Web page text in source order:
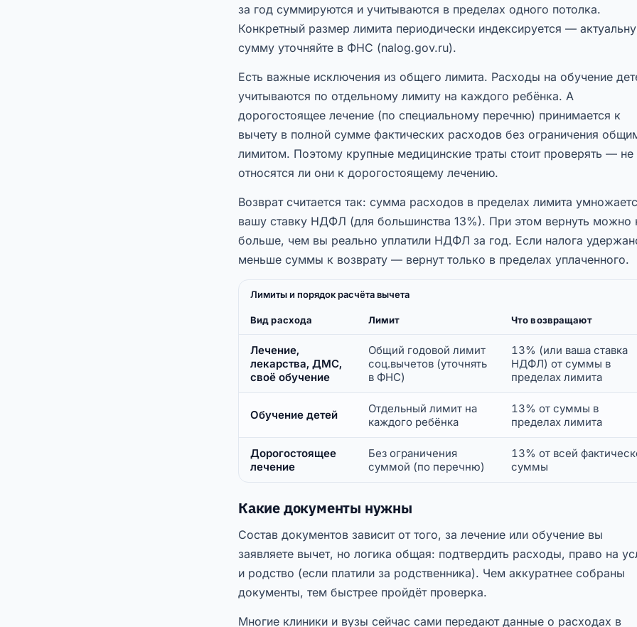
за год суммируются и учитываются в пределах одного потолка.
Конкретный размер лимита периодически индексируется —
сумму уточняйте в ФНС (nalog.gov.ru).
Есть важные исключения из общего лимита. Расходы на обучение
учитываются по отдельному лимиту на каждого ребёнка. А
дорогостоящее лечение (по специальному перечню) принимается к
вычету в полной сумме фактических расходов без ограничения
лимитом. Поэтому крупные медицинские траты стоит проверять — не
относятся ли они к дорогостоящему лечению.
Возврат считается так: сумма расходов в пределах лимита
вашу ставку НДФЛ (для большинства 13%). При этом вернуть можно
больше, чем вы реально уплатили НДФЛ за год. Если налога
меньше суммы к возврату — вернут только в пределах уплаченного.
Лимиты и порядок расчёта вычета
Вид расхода Лимит Что возвращают
Лечение,
лекарства, ДМС,
своё обучение
Общий годовой лимит
соц.вычетов (уточнять
в ФНС)
13% (или ваша ставка
НДФЛ) от суммы в
пределах лимита
Обучение детей
Отдельный лимит на
каждого ребёнка
13% от суммы в
пределах лимита
Дорогостоящее
лечение
Без ограничения
суммой (по перечню)
13% от всей
суммы
Какие документы нужны
Состав документов зависит от того, за лечение или обучение вы
заявляете вычет, но логика общая: подтвердить расходы, право на
и родство (если платили за родственника). Чем аккуратнее собраны
документы, тем быстрее пройдёт проверка.
Многие клиники и вузы сейчас сами передают данные о расходах в